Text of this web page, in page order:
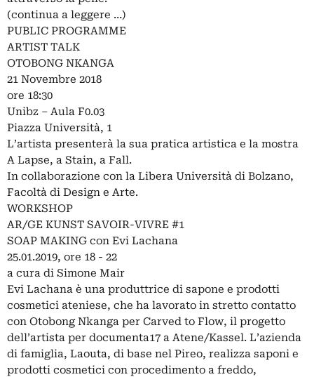
(continua a leggere …)
PUBLIC PROGRAMME
ARTIST TALK
OTOBONG NKANGA
21 Novembre 2018
ore 18:30
Unibz – Aula F0.03
Piazza Università, 1
L’artista presenterà la sua pratica artistica e la mostra
A Lapse, a Stain, a Fall.
In collaborazione con la Libera Università di Bolzano,
Facoltà di Design e Arte.
WORKSHOP
AR/GE KUNST SAVOIR-VIVRE #1
SOAP MAKING con Evi Lachana
25.01.2019, ore 18 - 22
a cura di Simone Mair
Evi Lachana è una produttrice di sapone e prodotti
cosmetici ateniese, che ha lavorato in stretto contatto
con Otobong Nkanga per Carved to Flow, il progetto
dell’artista per documenta17 a Atene/Kassel. L’azienda
di famiglia, Laouta, di base nel Pireo, realizza saponi e
prodotti cosmetici con procedimento a freddo,